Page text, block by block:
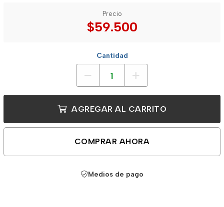
Precio
$59.500
Cantidad
AGREGAR AL CARRITO
COMPRAR AHORA
Medios de pago